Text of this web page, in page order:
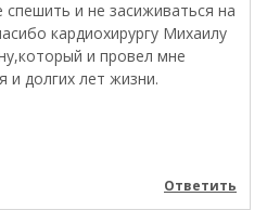
и не засиживаться на
кардиохирургу Михаилу
и провел мне
и долгих лет жизни.
Ответить